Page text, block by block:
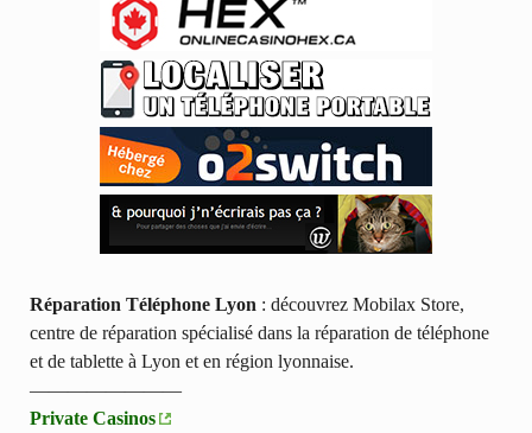
Réparation Téléphone Lyon : découvrez Mobilax Store,
centre de réparation spécialisé dans la réparation de téléphone
et de tablette à Lyon et en région lyonnaise.
————————
Private Casinos